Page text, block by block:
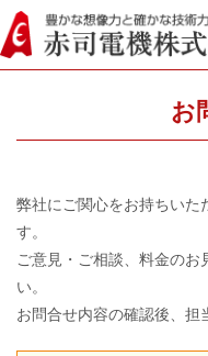
お
弊社にご関心をお持ちいた
す。
ご意見・ご相談、料金のお
い。
お問合せ内容の確認後、担